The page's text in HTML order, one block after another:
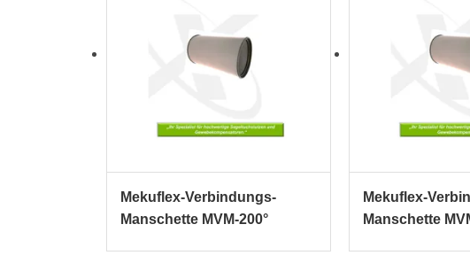
Mekuflex-Verbindungs-
Manschette MVM-200°
Mekuflex-
Manschette